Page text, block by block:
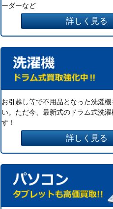
ーダーなど
詳しく見る
お引越し等で不用品となった洗濯機
い。ただ今、最新式のドラム式洗
す！
詳しく見る